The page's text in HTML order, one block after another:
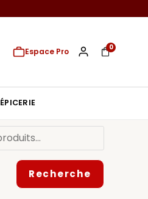
Espace Pro 0
ÉPICERIE
Recherche